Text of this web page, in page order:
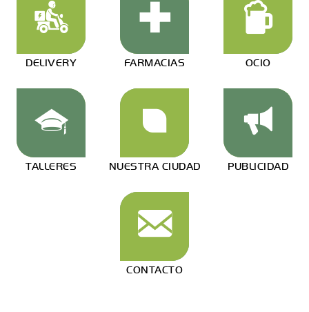
DELIVERY FARMACIAS OCIO
TALLERES NUESTRA CIUDAD PUBLICIDAD
CONTACTO